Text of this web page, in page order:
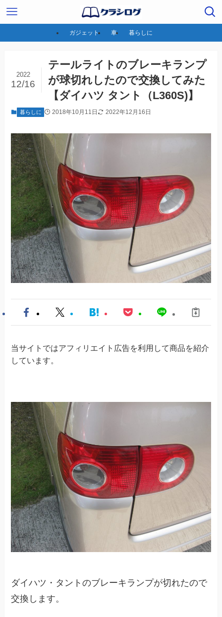
ガジェット 車 暮らしに
テールライトのブレーキランプ
が球切れしたので交換してみた
【ダイハツ タント（L360S)】
2022
12/16
暮らしに 2018年10月11日 2022年12月16日
当サイトではアフィリエイト広告を利用して商品を紹介
しています。
ダイハツ・タントのブレーキランプが切れたので
交換します。